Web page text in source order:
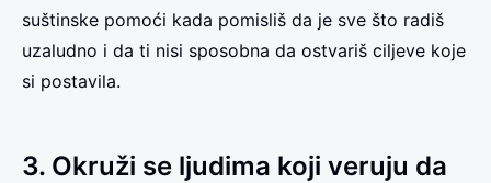
suštinske pomoći kada pomisliš da je sve što radiš
uzaludno i da ti nisi sposobna da ostvariš ciljeve koje
si postavila.
3. Okruži se ljudima koji veruju da